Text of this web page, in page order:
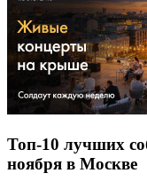
Топ-10 лучших
ноября в Москве